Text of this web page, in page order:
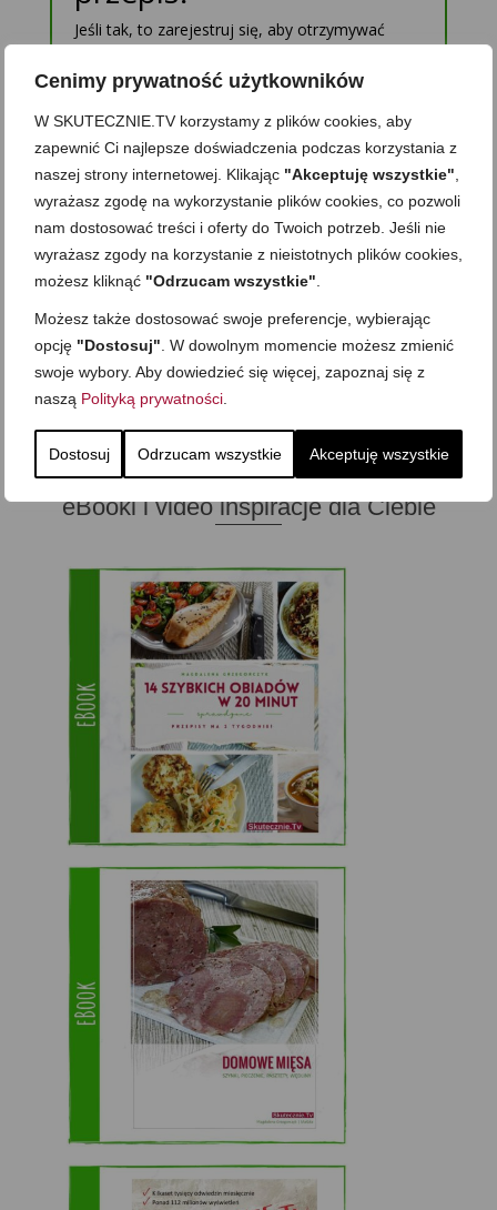
Cenimy prywatność użytkowników
W SKUTECZNIE.TV korzystamy z plików cookies, aby
zapewnić Ci najlepsze doświadczenia podczas korzystania z
naszej strony internetowej. Klikając "Akceptuję wszystkie"
wyrażasz zgodę na wykorzystanie plików cookies, co pozwoli
nam dostosować treści i oferty do Twoich potrzeb. Jeśli nie
wyrażasz zgody na korzystanie z nieistotnych plików cookies,
możesz kliknąć "Odrzucam wszystkie"
Możesz także dostosować swoje preferencje, wybierając
opcję "Dostosuj" . W dowolnym momencie możesz zmienić
swoje wybory. Aby dowiedzieć się więcej, zapoznaj się z
naszą Polityką prywatności
Dostosuj Odrzucam wszystkie Akceptuję wszystkie
Jeśli tak, to zarejestruj się, aby otrzymywać
tylko dla Subskrybentów. Zawsze możesz się
wypisać. Nie ujawnię nikomu Twojego adresu.
Zapisz mnie
Chcę zapisać się na newsletter, a co za tym idzie, wyrażam zgodę na
przesyłanie mi na podany w formularzu adres e-mail informacji o
upominkach, nowościach, produktach, usługach, promocjach i ofertach
Skutecznie.Tv Wiem, że zgodę mogę w każdej chwili wycofać, a szczegóły
związane z przetwarzaniem moich danych osobowych znajdę w Polityce
prywatności.
eBooki i video inspiracje dla Ciebie